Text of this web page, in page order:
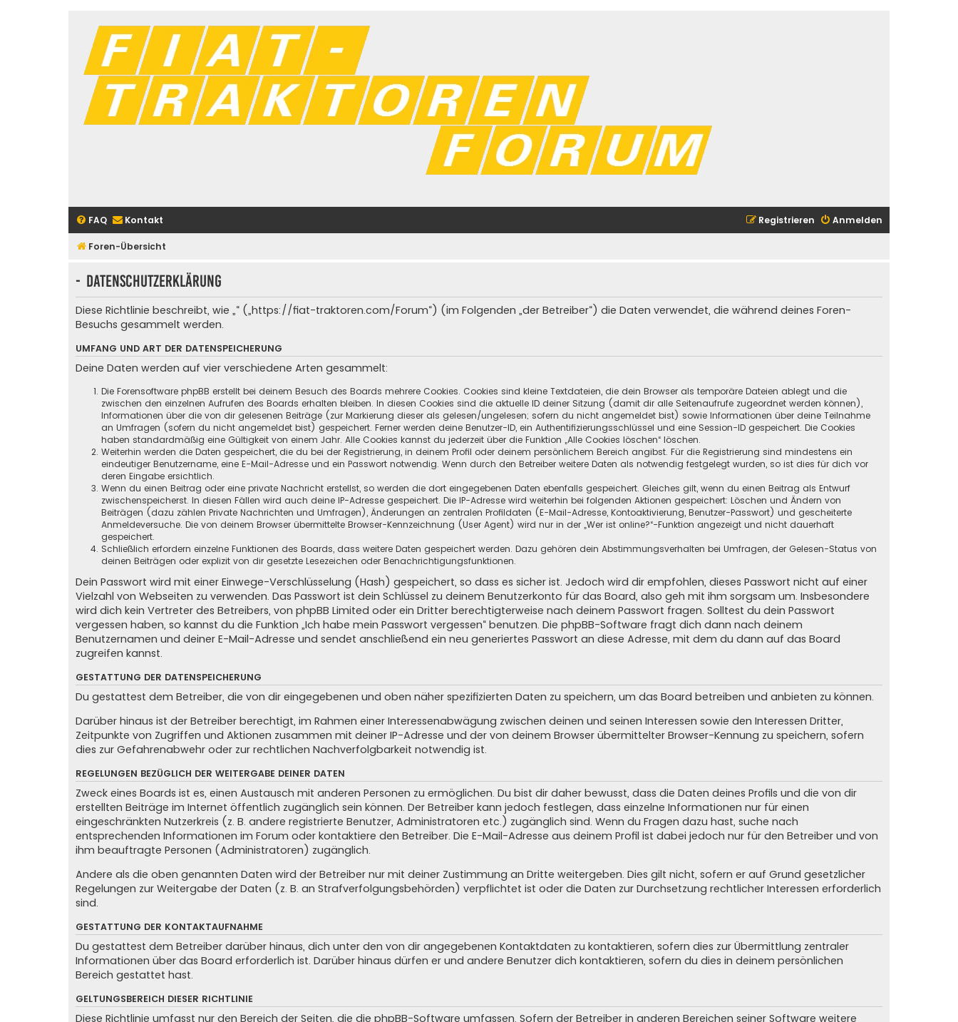
FAQ Kontakt Anmelden
Registrieren
Foren-Übersicht
- Datenschutzerklärung
Diese Richtlinie beschreibt, wie „“ („https://fiat-traktoren.com/Forum“) (im Folgenden „der Betreiber“) die Daten verwendet, die während deines Foren-
Besuchs gesammelt werden.
UMFANG UND ART DER DATENSPEICHERUNG
Deine Daten werden auf vier verschiedene Arten gesammelt:
Die Forensoftware phpBB erstellt bei deinem Besuch des Boards mehrere Cookies. Cookies sind kleine Textdateien, die dein Browser als temporäre Dateien ablegt und die
zwischen den einzelnen Aufrufen des Boards erhalten bleiben. In diesen Cookies sind die aktuelle ID deiner Sitzung (damit dir alle Seitenaufrufe zugeordnet werden können),
Informationen über die von dir gelesenen Beiträge (zur Markierung dieser als gelesen/ungelesen; sofern du nicht angemeldet bist) sowie Informationen über deine Teilnahme
an Umfragen (sofern du nicht angemeldet bist) gespeichert. Ferner werden deine Benutzer-ID, ein Authentifizierungsschlüssel und eine Session-ID gespeichert. Die Cookies
haben standardmäßig eine Gültigkeit von einem Jahr. Alle Cookies kannst du jederzeit über die Funktion „Alle Cookies löschen“ löschen.
Weiterhin werden die Daten gespeichert, die du bei der Registrierung, in deinem Profil oder deinem persönlichem Bereich angibst. Für die Registrierung sind mindestens ein
eindeutiger Benutzername, eine E-Mail-Adresse und ein Passwort notwendig. Wenn durch den Betreiber weitere Daten als notwendig festgelegt wurden, so ist dies für dich vor
deren Eingabe ersichtlich.
Wenn du einen Beitrag oder eine private Nachricht erstellst, so werden die dort eingegebenen Daten ebenfalls gespeichert. Gleiches gilt, wenn du einen Beitrag als Entwurf
zwischenspeicherst. In diesen Fällen wird auch deine IP-Adresse gespeichert. Die IP-Adresse wird weiterhin bei folgenden Aktionen gespeichert: Löschen und Ändern von
Beiträgen (dazu zählen Private Nachrichten und Umfragen), Änderungen an zentralen Profildaten (E-Mail-Adresse, Kontoaktivierung, Benutzer-Passwort) und gescheiterte
Anmeldeversuche. Die von deinem Browser übermittelte Browser-Kennzeichnung (User Agent) wird nur in der „Wer ist online?“-Funktion angezeigt und nicht dauerhaft
gespeichert.
Schließlich erfordern einzelne Funktionen des Boards, dass weitere Daten gespeichert werden. Dazu gehören dein Abstimmungsverhalten bei Umfragen, der Gelesen-Status von
deinen Beiträgen oder explizit von dir gesetzte Lesezeichen oder Benachrichtigungsfunktionen.
Dein Passwort wird mit einer Einwege-Verschlüsselung (Hash) gespeichert, so dass es sicher ist. Jedoch wird dir empfohlen, dieses Passwort nicht auf einer
Vielzahl von Webseiten zu verwenden. Das Passwort ist dein Schlüssel zu deinem Benutzerkonto für das Board, also geh mit ihm sorgsam um. Insbesondere
wird dich kein Vertreter des Betreibers, von phpBB Limited oder ein Dritter berechtigterweise nach deinem Passwort fragen. Solltest du dein Passwort
vergessen haben, so kannst du die Funktion „Ich habe mein Passwort vergessen“ benutzen. Die phpBB-Software fragt dich dann nach deinem
Benutzernamen und deiner E-Mail-Adresse und sendet anschließend ein neu generiertes Passwort an diese Adresse, mit dem du dann auf das Board
zugreifen kannst.
GESTATTUNG DER DATENSPEICHERUNG
Du gestattest dem Betreiber, die von dir eingegebenen und oben näher spezifizierten Daten zu speichern, um das Board betreiben und anbieten zu können.
Darüber hinaus ist der Betreiber berechtigt, im Rahmen einer Interessenabwägung zwischen deinen und seinen Interessen sowie den Interessen Dritter,
Zeitpunkte von Zugriffen und Aktionen zusammen mit deiner IP-Adresse und der von deinem Browser übermittelter Browser-Kennung zu speichern, sofern
dies zur Gefahrenabwehr oder zur rechtlichen Nachverfolgbarkeit notwendig ist.
REGELUNGEN BEZÜGLICH DER WEITERGABE DEINER DATEN
Zweck eines Boards ist es, einen Austausch mit anderen Personen zu ermöglichen. Du bist dir daher bewusst, dass die Daten deines Profils und die von dir
erstellten Beiträge im Internet öffentlich zugänglich sein können. Der Betreiber kann jedoch festlegen, dass einzelne Informationen nur für einen
eingeschränkten Nutzerkreis (z. B. andere registrierte Benutzer, Administratoren etc.) zugänglich sind. Wenn du Fragen dazu hast, suche nach
entsprechenden Informationen im Forum oder kontaktiere den Betreiber. Die E-Mail-Adresse aus deinem Profil ist dabei jedoch nur für den Betreiber und von
ihm beauftragte Personen (Administratoren) zugänglich.
Andere als die oben genannten Daten wird der Betreiber nur mit deiner Zustimmung an Dritte weitergeben. Dies gilt nicht, sofern er auf Grund gesetzlicher
Regelungen zur Weitergabe der Daten (z. B. an Strafverfolgungsbehörden) verpflichtet ist oder die Daten zur Durchsetzung rechtlicher Interessen erforderlich
sind.
GESTATTUNG DER KONTAKTAUFNAHME
Du gestattest dem Betreiber darüber hinaus, dich unter den von dir angegebenen Kontaktdaten zu kontaktieren, sofern dies zur Übermittlung zentraler
Informationen über das Board erforderlich ist. Darüber hinaus dürfen er und andere Benutzer dich kontaktieren, sofern du dies in deinem persönlichen
Bereich gestattet hast.
GELTUNGSBEREICH DIESER RICHTLINIE
Diese Richtlinie umfasst nur den Bereich der Seiten, die die phpBB-Software umfassen. Sofern der Betreiber in anderen Bereichen seiner Software weitere